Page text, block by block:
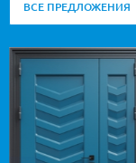
ВСЕ ПРЕДЛОЖЕНИЯ